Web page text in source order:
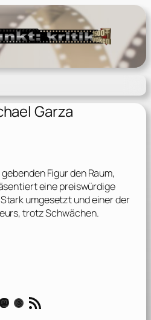
Garza
Figur den Raum,
eine preiswürdige
umgesetzt und einer der
trotz Schwächen.
Mastodon Threads RSS-Feed